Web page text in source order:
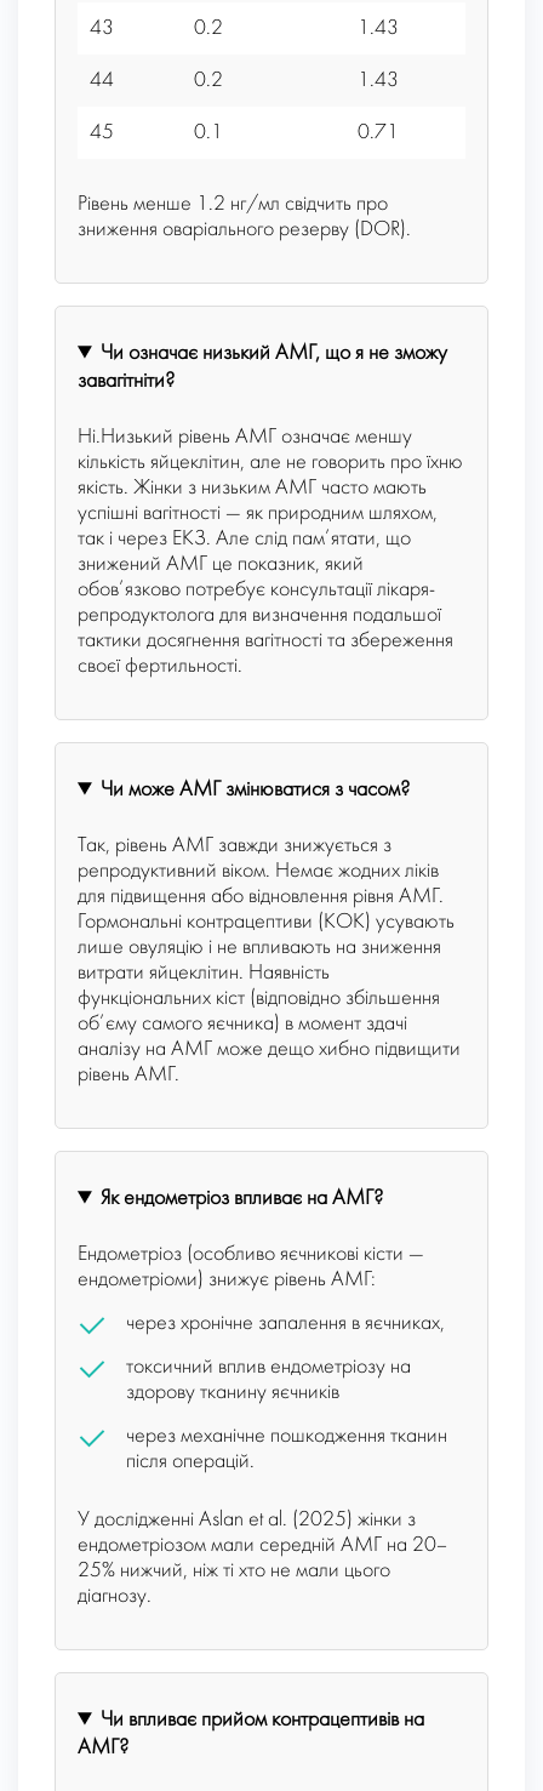
43 0.2 1.43
44 0.2 1.43
45 0.1 0.71
Рівень менше 1.2 нг/мл свідчить про
зниження оваріального резерву (DOR).
Чи означає низький AMГ, що я не зможу
завагітніти?
Ні.Низький рівень АМГ означає меншу
кількість яйцеклітин, але не говорить про їхню
якість. Жінки з низьким АМГ часто мають
успішні вагітності — як природним шляхом,
так і через ЕКЗ. Але слід пам’ятати, що
знижений АМГ це показник, який
обов’язково потребує консультації лікаря-
репродуктолога для визначення подальшої
тактики досягнення вагітності та збереження
своєї фертильності.
Чи може AMГ змінюватися з часом?
Так, рівень AMГ завжди знижується з
репродуктивний віком. Немає жодних ліків
для підвищення або відновлення рівня АМГ.
Гормональні контрацептиви (КОК) усувають
лише овуляцію і не впливають на зниження
витрати яйцеклітин. Наявність
функціональних кіст (відповідно збільшення
об’єму самого яєчника) в момент здачі
аналізу на АМГ може дещо хибно підвищити
рівень АМГ.
Як ендометріоз впливає на AMГ?
Ендометріоз (особливо яєчникові кісти —
ендометріоми) знижує рівень АМГ:
через хронічне запалення в яєчниках,
токсичний вплив ендометріозу на
здорову тканину яєчників
через механічне пошкодження тканин
після операцій.
У дослідженні Aslan et al. (2025) жінки з
ендометріозом мали середній АМГ на 20–
25% нижчий, ніж ті хто не мали цього
діагнозу.
Чи впливає прийом контрацептивів на
AMГ?